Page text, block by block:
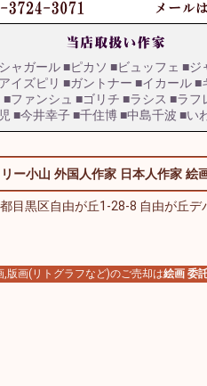
ャガール■ピカソ ■ビュッフェ ■ジ
イズピリ ■ガントナー ■イカール■
■ファンシュ ■ゴリチ ■ラシス ■ラフ
■今井幸子■千住博■中島千波 ■い
ー小山 外国人作家 日本人作家 絵
目黒区自由が丘1-28-8 自由が丘デ
,版画(リトグラフなど)のご売却は絵画 委